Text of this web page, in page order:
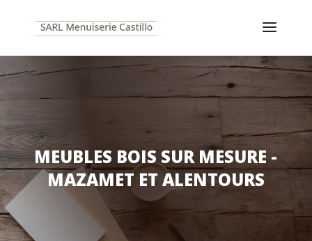
MEUBLES BOIS SUR MESURE -
MAZAMET ET ALENTOURS